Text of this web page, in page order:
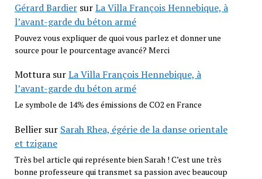
Gérard BardiersurLa Villa François Hennebique, à
l’avant-garde du béton armé
Pouvez vous expliquer de quoi vous parlez et donner une
source pour le pourcentage avancé? Merci
MotturasurLa Villa François Hennebique, à
l’avant-garde du béton armé
Le symbole de 14% des émissions de CO2 en France
Belliersur Sarah Rhea, égérie de la danse orientale
et tzigane
Très bel article qui représente bien Sarah ! C’est une très
bonne professeure qui transmet sa passion avec beaucoup